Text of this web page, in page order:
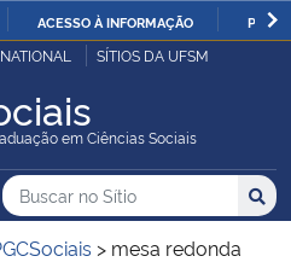
IR
O
ACESSO À INFORMAÇÃO
SÍTIOS DA UFSM
em Ciências Sociais
Sítio
Busca
Buscar no no Sítio
Busca:
> mesa redonda